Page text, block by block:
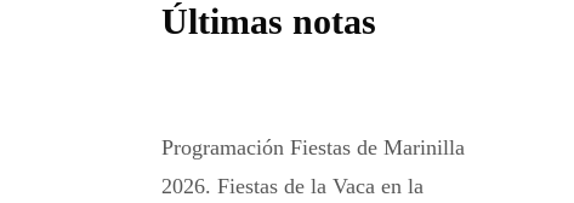
Últimas notas
Programación Fiestas de Marinilla
2026. Fiestas de la Vaca en la